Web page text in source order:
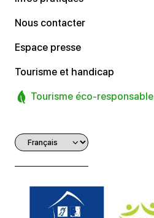
Nous contacter
Espace presse
Tourisme et handicap
Tourisme éco-responsable